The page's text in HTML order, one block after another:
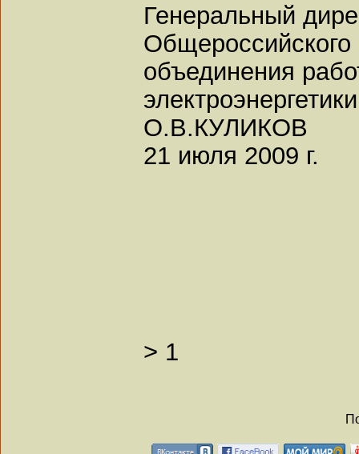
Генеральный
Общероссийского
объединения
электроэнергетики
О.В.КУЛИКОВ
21 июля 2009 г.
> 1